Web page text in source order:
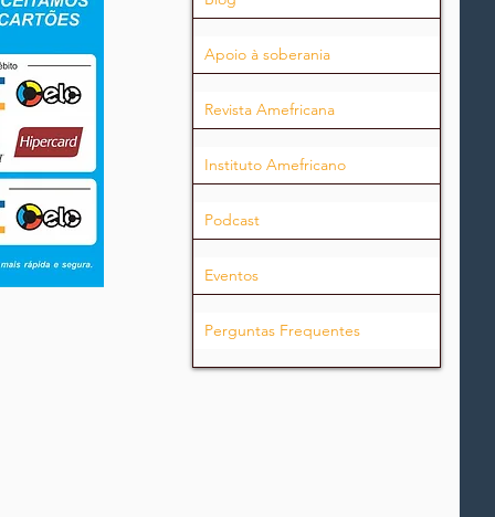
Apoio à soberania
Revista Amefricana
Instituto Amefricano
Podcast
Eventos
Perguntas Frequentes